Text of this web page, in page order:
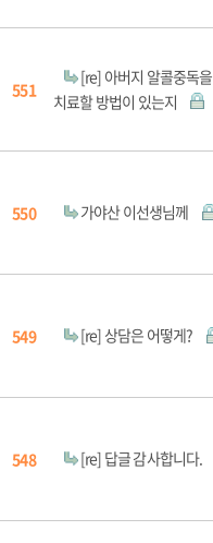
551
[re] 아버지 알콜중독을
치료할 방법이 있는지
550 가야산 이선생님께
549 [re] 상담은 어떻게?
548 [re] 답글 감사합니다.